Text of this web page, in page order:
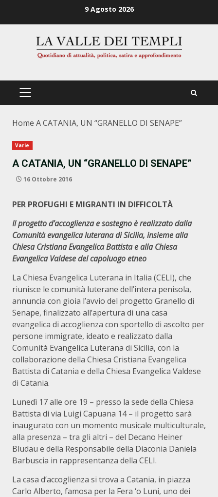
9 Agosto 2026
PRIMÄRES
Home A CATANIA, UN “GRANELLO DI SENAPE”
Varie
A CATANIA, UN “GRANELLO DI SENAPE”
16 Ottobre 2016
PER PROFUGHI E MIGRANTI IN DIFFICOLTÀ
Il progetto d’accoglienza e sostegno è realizzato dalla
Comunità evangelica luterana di Sicilia, insieme alla
Chiesa Cristiana Evangelica Battista e alla Chiesa
Evangelica Valdese del capoluogo etneo
La Chiesa Evangelica Luterana in Italia (CELI), che
riunisce le comunità luterane dell’intera penisola,
annuncia con gioia l’avvio del progetto Granello di
Senape, finalizzato all’apertura di una casa
evangelica di accoglienza con sportello di ascolto per
persone immigrate, ideato e realizzato dalla
Comunità Evangelica Luterana di Sicilia, con la
collaborazione della Chiesa Cristiana Evangelica
Battista di Catania e della Chiesa Evangelica Valdese
di Catania.
Lunedì 17 alle ore 19 – presso la sede della Chiesa
Battista di via Luigi Capuana 14 – il progetto sarà
inaugurato con un momento musicale multiculturale,
alla presenza – tra gli altri – del Decano Heiner
Bludau e della Responsabile della Diaconia Daniela
Barbuscia in rappresentanza della CELI.
La casa d’accoglienza si trova a Catania, in piazza
Carlo Alberto, famosa per la Fera ‘o Luni, uno dei